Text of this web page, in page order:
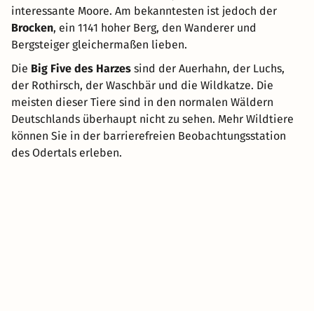
interessante Moore. Am bekanntesten ist jedoch der
Brocken, ein 1141 hoher Berg, den Wanderer und
Bergsteiger gleichermaßen lieben.
Die Big Five des Harzes sind der Auerhahn, der Luchs,
der Rothirsch, der Waschbär und die Wildkatze. Die
meisten dieser Tiere sind in den normalen Wäldern
Deutschlands überhaupt nicht zu sehen. Mehr Wildtiere
können Sie in der barrierefreien Beobachtungsstation
des Odertals erleben.